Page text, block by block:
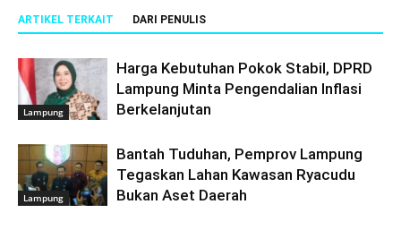
ARTIKEL TERKAIT DARI PENULIS
Lampung
Harga Kebutuhan Pokok Stabil, DPRD
Lampung Minta Pengendalian Inflasi
Berkelanjutan
Lampung
Bantah Tuduhan, Pemprov Lampung
Tegaskan Lahan Kawasan Ryacudu
Bukan Aset Daerah